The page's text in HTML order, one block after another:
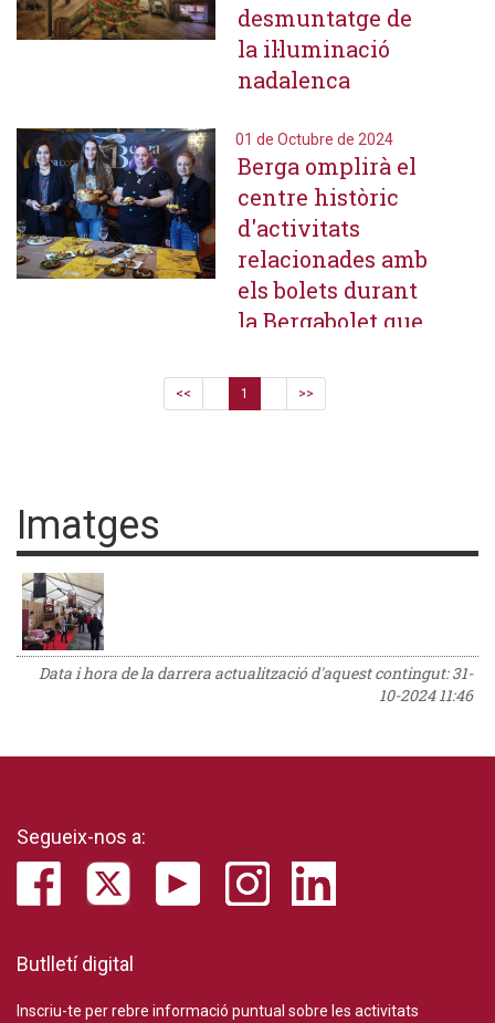
desmuntatge de
la il·luminació
nadalenca
01 de Octubre de 2024
Berga omplirà el
centre històric
d'activitats
relacionades amb
els bolets durant
la Bergabolet que
d'octubre
<< 1 >>
Imatges
Data i hora de la darrera actualització d'aquest contingut:31-
10-2024 11:46
Segueix-nos a:
Butlletí digital
Inscriu-te per rebre informació puntual sobre les activitats